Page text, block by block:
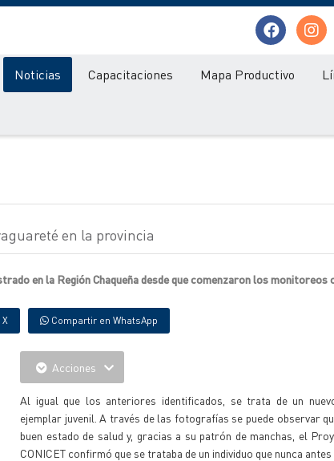
Noticias Capacitaciones Mapa Productivo
en la provincia
en la Región Chaqueña desde que comenzaron los monitoreos
Compartir en WhatsApp
Acciones
Al igual que los anteriores identificados, se trata de un
ejemplar juvenil. A través de las fotografías se puede observar
buen estado de salud y, gracias a su patrón de manchas, el
CONICET confirmó que se trataba de un individuo que nunca